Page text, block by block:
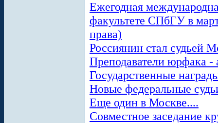
Ежегодная
факультете СПбГУ в
права)
Россиянин стал судьей
Преподаватели юрфака
Государственные
Новые федеральные
Еще один в Москве....
Совместное заседание